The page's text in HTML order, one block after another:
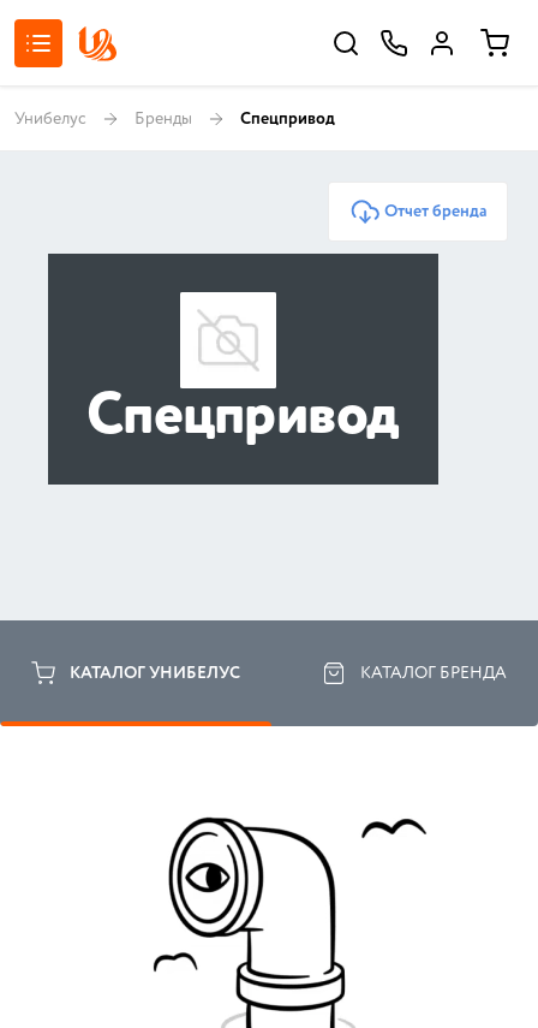
Унибелус Бренды Спецпривод
Отчет бренда
Спецпривод
КАТАЛОГ УНИБЕЛУС КАТАЛОГ БРЕНДА